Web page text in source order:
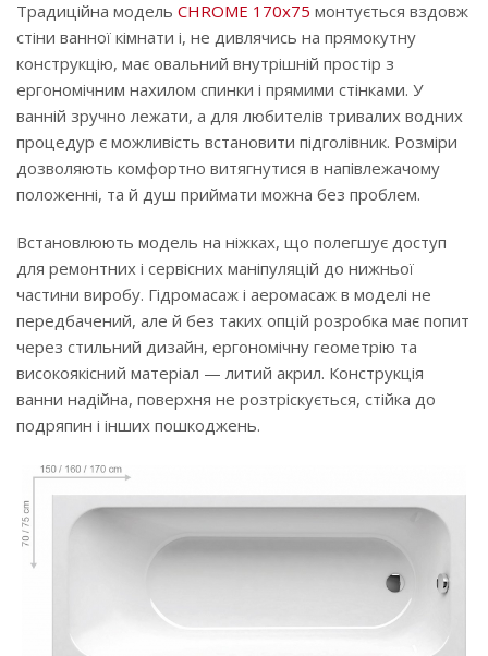
Традиційна модель CHROME 170х75 монтується вздовж
стіни ванної кімнати і, не дивлячись на прямокутну
конструкцію, має овальний внутрішній простір з
ергономічним нахилом спинки і прямими стінками. У
ванній зручно лежати, а для любителів тривалих водних
процедур є можливість встановити підголівник. Розміри
дозволяють комфортно витягнутися в напівлежачому
положенні, та й душ приймати можна без проблем.
Встановлюють модель на ніжках, що полегшує доступ
для ремонтних і сервісних маніпуляцій до нижньої
частини виробу. Гідромасаж і аеромасаж в моделі не
передбачений, але й без таких опцій розробка має попит
через стильний дизайн, ергономічну геометрію та
високоякісний матеріал — литий акрил. Конструкція
ванни надійна, поверхня не розтріскується, стійка до
подряпин і інших пошкоджень.